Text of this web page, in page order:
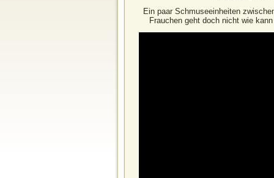
Ein paar Schmuseeinheiten
Frauchen geht doch nicht wie